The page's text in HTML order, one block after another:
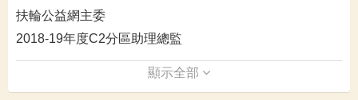
扶輪公益網主委
2018-19年度C2分區助理總監
顯示全部